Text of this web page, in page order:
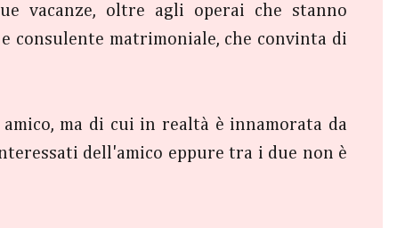
vacanze, oltre agli operai che stanno
consulente matrimoniale, che convinta di
ma di cui in realtà è innamorata da
dell'amico eppure tra i due non è